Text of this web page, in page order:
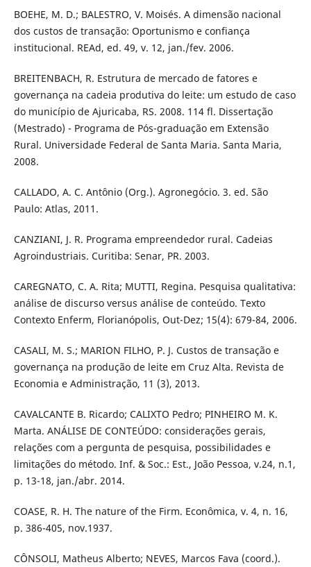
BOEHE, M. D.; BALESTRO, V. Moisés. A dimensão nacional
dos custos de transação: Oportunismo e confiança
institucional. REAd, ed. 49, v. 12, jan./fev. 2006.
BREITENBACH, R. Estrutura de mercado de fatores e
governança na cadeia produtiva do leite: um estudo de caso
do município de Ajuricaba, RS. 2008. 114 fl. Dissertação
(Mestrado) - Programa de Pós-graduação em Extensão
Rural. Universidade Federal de Santa Maria. Santa Maria,
2008.
CALLADO, A. C. Antônio (Org.). Agronegócio. 3. ed. São
Paulo: Atlas, 2011.
CANZIANI, J. R. Programa empreendedor rural. Cadeias
Agroindustriais. Curitiba: Senar, PR. 2003.
CAREGNATO, C. A. Rita; MUTTI, Regina. Pesquisa qualitativa:
análise de discurso versus análise de conteúdo. Texto
Contexto Enferm, Florianópolis, Out-Dez; 15(4): 679-84, 2006.
CASALI, M. S.; MARION FILHO, P. J. Custos de transação e
governança na produção de leite em Cruz Alta. Revista de
Economia e Administração, 11 (3), 2013.
CAVALCANTE B. Ricardo; CALIXTO Pedro; PINHEIRO M. K.
Marta. ANÁLISE DE CONTEÚDO: considerações gerais,
relações com a pergunta de pesquisa, possibilidades e
limitações do método. Inf. & Soc.: Est., João Pessoa, v.24, n.1,
p. 13-18, jan./abr. 2014.
COASE, R. H. The nature of the Firm. Econômica, v. 4, n. 16,
p. 386-405, nov.1937.
CÔNSOLI, Matheus Alberto; NEVES, Marcos Fava (coord.).